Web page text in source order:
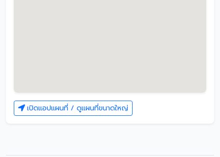
เปิดแอปแผนที่ / ดูแผนที่ขนาดใหญ่